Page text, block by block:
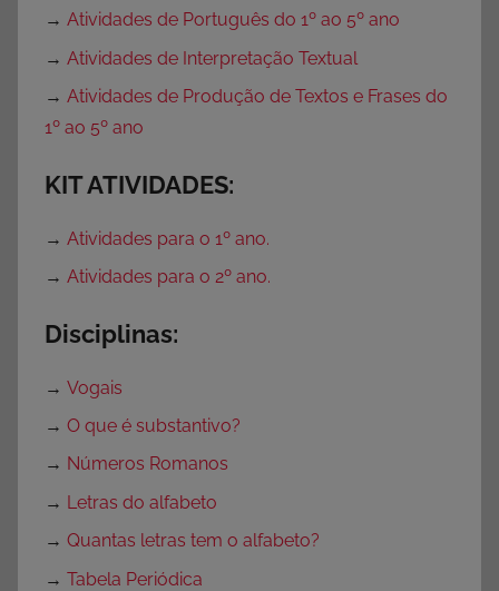
r
t
e
P
t
R
t
r
o
→ Atividades de Português do 1º ao 5º ano
→ Atividades de Interpretação Textual
→ Atividades de Produção de Textos e Frases do
1º ao 5º ano
KIT ATIVIDADES:
→ Atividades para o 1º ano.
→ Atividades para o 2º ano.
Disciplinas:
→ Vogais
→ O que é substantivo?
→ Números Romanos
→ Letras do alfabeto
→ Quantas letras tem o alfabeto?
→ Tabela Periódica